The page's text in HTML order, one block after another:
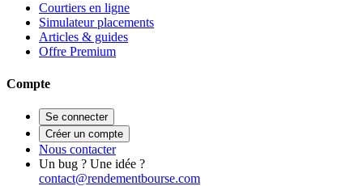
Courtiers en ligne
Simulateur placements
Articles & guides
Offre Premium
Compte
Se connecter
Créer un compte
Nous contacter
Un bug ? Une idée ?
contact@rendementbourse.com